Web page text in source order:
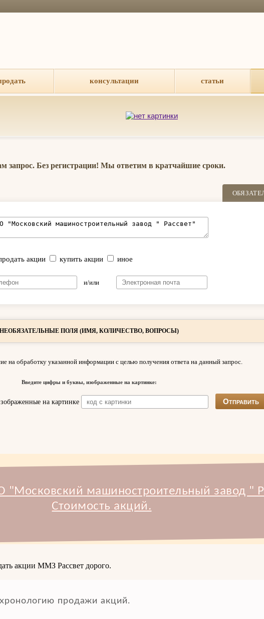
консультации статьи
запрос. Без регистрации! Мы ответим в кратчайшие сроки.
акции купить акции иное
и/или
НЕОБЯЗАТЕЛЬНЫЕ ПОЛЯ (ИМЯ, КОЛИЧЕСТВО, ВОПРОСЫ)
на обработку указанной информации с целью получения ответа на данный запрос.
Введите цифры и буквы, изображенные на картинке:
"Московский машиностроительный завод "
Стоимость акций.
акции ММЗ Рассвет дорого.
продажи акций.